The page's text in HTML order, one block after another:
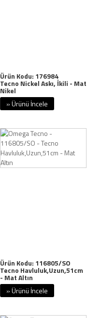
Ürün Kodu: 176984
Tecno Nickel Askı, İkili - Mat
Nikel
» Ürünü İncele
Ürün Kodu: 116805/SO
Tecno Havluluk,Uzun,51cm
- Mat Altın
» Ürünü İncele